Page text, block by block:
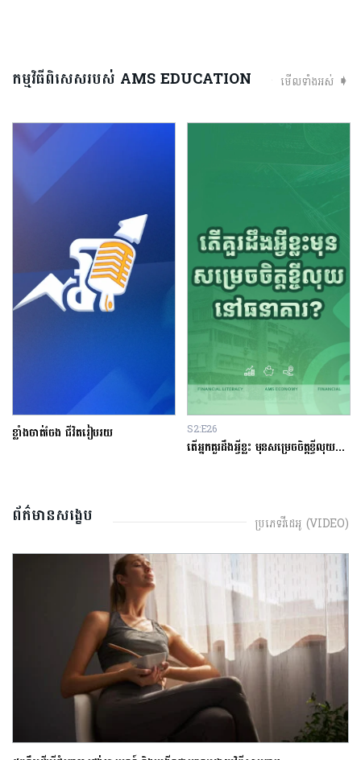
កម្មវិធីពិសេសរបស់ AMS EDUCATION មើលទាំងអស់ ➧
ាំងចាត់ចែង ជីវិតរៀបរយ S2:E26
តើអ្នកគួរដឹងអ្វីខ្លះ មុនសម្រេចចិត្តខ្ចីលុយនៅធនាគារ?
ព័ត៌មានសង្ខេប ប្រភេទវីដេអូ (VIDEO)